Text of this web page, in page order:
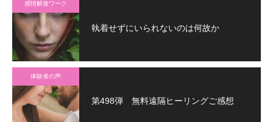
感情解放ワーク
執着せずにいられないのは何故か
体験者の声
第498弾 無料遠隔ヒーリングご感想